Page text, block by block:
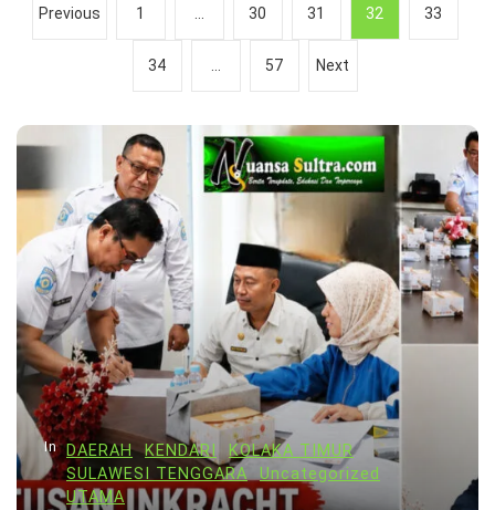
n
i
o
s
Previous 1 30 31 32 33
34 57 Next
In DAERAH KENDARI
KOLAKA TIMUR
SULAWESI TENGGARA
Uncategorized
UTAMA